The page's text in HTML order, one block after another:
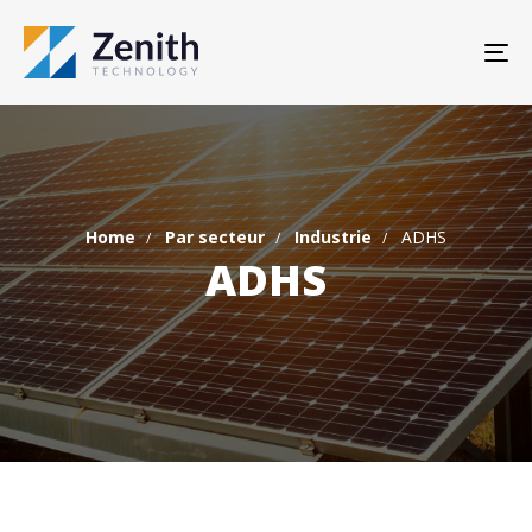
Home Par secteur Industrie ADHS
ADHS